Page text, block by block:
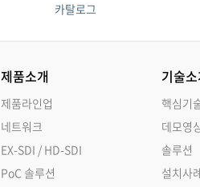
카탈로그
제품소개
제품라인업
네트워크
EX-SDI / HD-SDI
PoC 솔루션
기술
핵심기
데모영
솔루션
설치사